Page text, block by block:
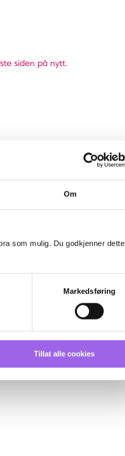
Om
som mulig. Du godkjenner dette
Markedsføring
Tillat alle cookies
siden på nytt.